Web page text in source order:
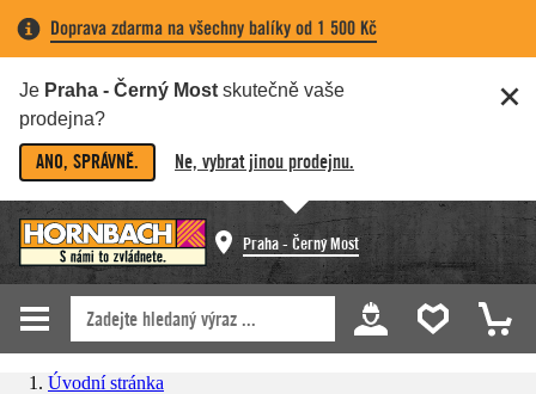
Doprava zdarma na všechny balíky od 1 500 Kč
Je Praha - Černý Most skutečně vaše
prodejna?
ANO, SPRÁVNĚ. Ne, vybrat jinou prodejnu.
Praha - Černý Most
Úvodní stránka